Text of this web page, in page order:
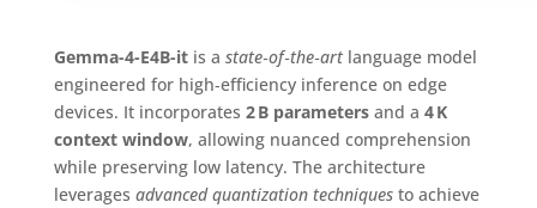
Gemma-4-E4B-itis a state‑of‑the‑artlanguage model
engineered for high‑efficiency inference on edge
devices. It incorporates 2 B parametersand a 4 K
context window, allowing nuanced comprehension
while preserving low latency. The architecture
leverages advanced quantization techniquesto achieve